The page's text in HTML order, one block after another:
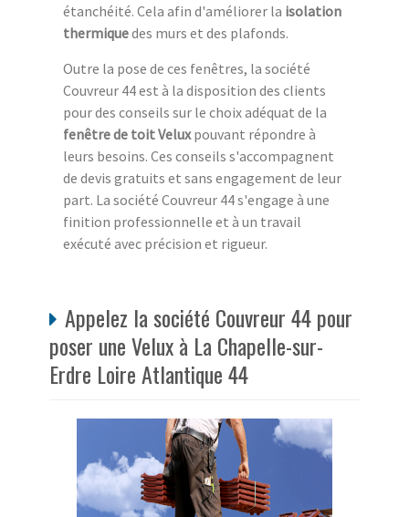
étanchéité. Cela afin d'améliorer la isolation
thermiquedes murs et des plafonds.
Outre la pose de ces fenêtres, la société
Couvreur 44 est à la disposition des clients
pour des conseils sur le choix adéquat de la
fenêtre de toit Veluxpouvant répondre à
leurs besoins. Ces conseils s'accompagnent
de devis gratuits et sans engagement de leur
part. La société Couvreur 44 s'engage à une
finition professionnelle et à un travail
exécuté avec précision et rigueur.
Appelez la société Couvreur 44 pour
poser une Velux à La Chapelle-sur-
Erdre Loire Atlantique 44